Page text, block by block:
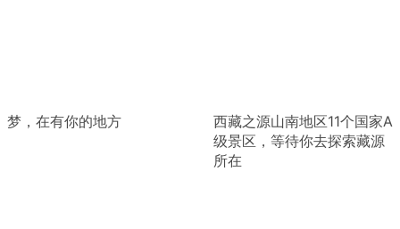
梦，在有你的地方
西藏之源山南地区11个国家A
级景区，等待你去探索藏源
所在